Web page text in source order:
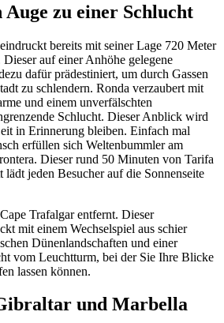
Auge zu einer Schlucht
bereits mit seiner Lage 720 Meter
auf einer Anhöhe gelegene
dafür prädestiniert, um durch Gassen
zu schlendern. Ronda verzaubert mit
und einem unverfälschten
Schlucht. Dieser Anblick wird
in Erinnerung bleiben. Einfach mal
erfüllen sich Weltenbummler am
Dieser rund 50 Minuten von Tarifa
lädt jeden Besucher auf die Sonnenseite
Trafalgar entfernt. Dieser
mit einem Wechselspiel aus schier
Dünenlandschaften und einer
vom Leuchtturm, bei der Sie Ihre Blicke
lassen können.
und Marbella